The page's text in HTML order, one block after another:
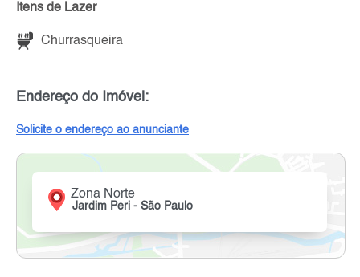
Itens de Lazer
Churrasqueira
Endereço do Imóvel:
Solicite o endereço ao anunciante
Zona Norte
Jardim Peri - São Paulo